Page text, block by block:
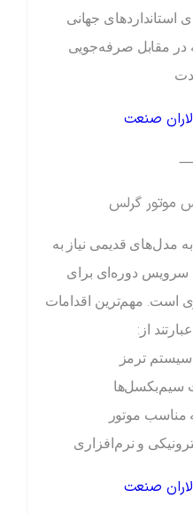
استانداردهای جهانی
در مقابل صرفه‌جویی
لاران صنعت
موتور گرلس
مدل‌های قدیمی نیاز به
سرویس دوره‌ای برای
است. مهم‌ترین اقدامات
از:
ترمز
سیم‌بکسل‌ها
مناسب موتور
و نرم‌افزاری
لاران صنعت